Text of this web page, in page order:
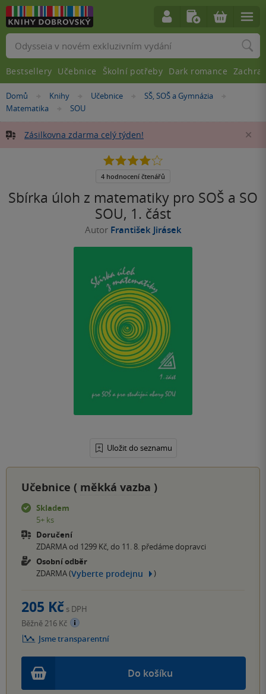
Nacházíte
se
Domů »Knihy »Učebnice »
SŠ, SOŠ a Gymnázia
Matematika »
SOU
Zásilkovna zdarma celý týden!
Sbírka úloh z matematiky pro SOŠ a SO
SOU, 1. část
Autor František Jirásek
Uložit do seznamu
4.0
5
4 hodnocení čtenářů
Učebnice ( měkká vazba )
Skladem
5+ ks
Doručení
ZDARMA od 1299 Kč, do 11. 8. předáme dopravci
Osobní odběr
ZDARMA (Vyberte prodejnu )
Do košíku
205 Kč s DPH
Běžně 216 Kč
Jsme transparentní
Vyhledávání
Bestsellery Učebnice Školní potřeby Dark romance